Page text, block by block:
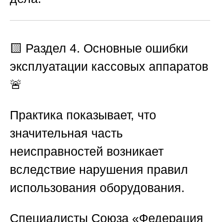
🟨 Раздел 4. Основные ошибки
эксплуатации кассовых аппаратов
🚨
Практика показывает, что
значительная часть
неисправностей возникает
вследствие нарушения правил
использования оборудования.
Специалисты Союза «Федерация